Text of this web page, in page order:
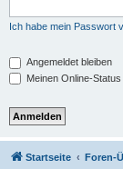
Ich habe mein Passwort
Angemeldet bleiben
Meinen Online-
Startseite Foren-